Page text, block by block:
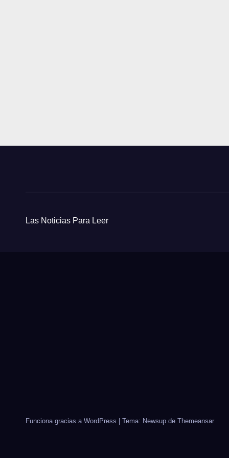
Las Noticias Para Leer
Funciona gracias a WordPress Tema: Newsup de Themeansar